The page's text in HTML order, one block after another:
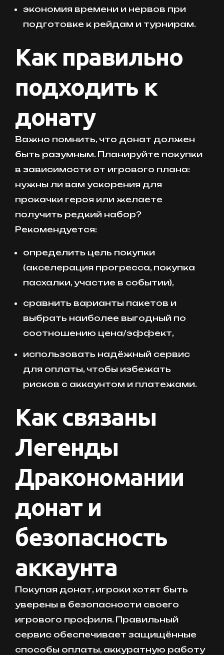
экономия времени и нервов при
подготовке к рейдам и турнирам.
Как правильно
подходить к
донату
Важно помнить, что донат должен
быть разумным. Планируйте покупки
в зависимости от игрового плана:
нужны ли вам ускорения для
прокачки героя или желаете
получить редкий набор?
Рекомендуется:
определить цель покупки
(акселерация прогресса, покупка
пасхалки, участие в событии),
сравнить варианты пакетов и
выбрать наиболее выгодный по
соотношению цена/эффект,
использовать надёжный сервис
для оплаты, чтобы избежать
рисков с аккаунтом и платежами.
Как связаны
Легенды
Дракономании
донат и
безопасность
аккаунта
Покупая донат, игроки хотят быть
уверены в безопасности своего
игрового профиля. Правильный
сервис обеспечивает защищённые
способы оплаты, аккуратную работу